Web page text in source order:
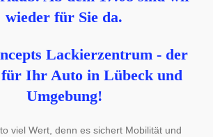
wieder für Sie da.
Lackierzentrum - der
Ihr Auto in Lübeck und
Umgebung!
viel Wert, denn es sichert Mobilität und